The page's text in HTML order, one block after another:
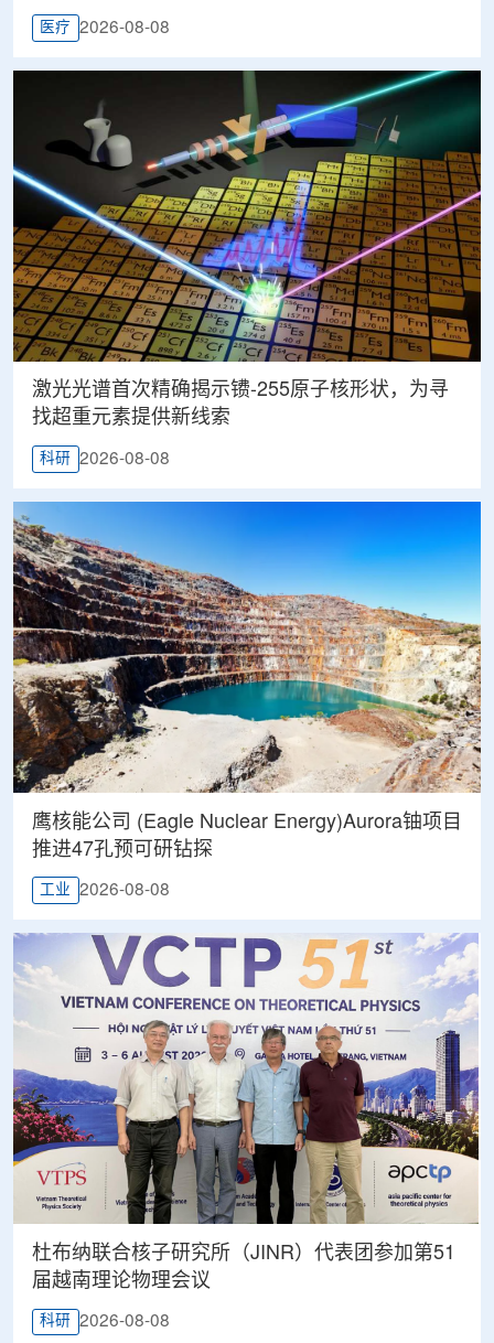
医疗 2026-08-08
激光光谱首次精确揭示镄-255原子核形状，为寻
找超重元素提供新线索
科研 2026-08-08
鹰核能公司 (Eagle Nuclear Energy)Aurora铀项目
推进47孔预可研钻探
工业 2026-08-08
杜布纳联合核子研究所（JINR）代表团参加第51
届越南理论物理会议
科研 2026-08-08